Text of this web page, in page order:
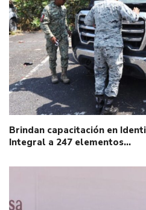
Brindan capacitación en
Integral a 247 elementos…